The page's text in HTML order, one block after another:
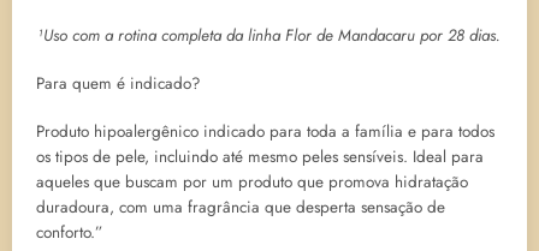
¹Uso com a rotina completa da linha Flor de Mandacaru por 28 dias.
Para quem é indicado?
Produto hipoalergênico indicado para toda a família e para todos
os tipos de pele, incluindo até mesmo peles sensíveis. Ideal para
aqueles que buscam por um produto que promova hidratação
duradoura, com uma fragrância que desperta sensação de
conforto.”